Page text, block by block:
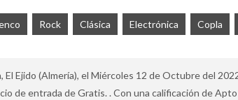
Rock Clásica Electrónica Copla
Ejido (Almería), el Miércoles 12 de Octubre del
de entrada de Gratis. . Con una calificación de